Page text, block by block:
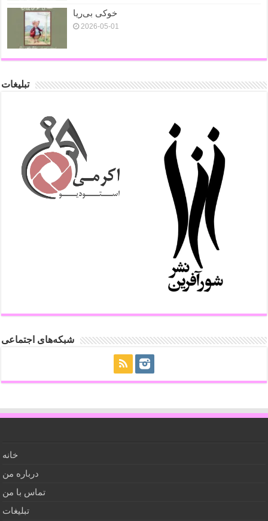
خوکی بی‌ریا
2026-05-01
تبلیغات
شبکه‌های اجتماعی
خانه
درباره من
تماس با من
تبلیغات